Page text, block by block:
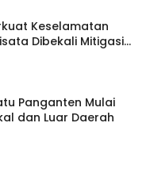
Keselamatan
Dibekali Mitigasi
Panganten Mulai
dan Luar Daerah